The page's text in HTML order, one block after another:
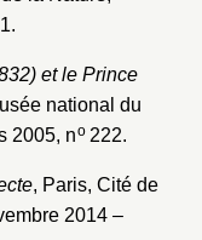
et le Prince
national du
2005, no222.
, Paris, Cité de
2014 –